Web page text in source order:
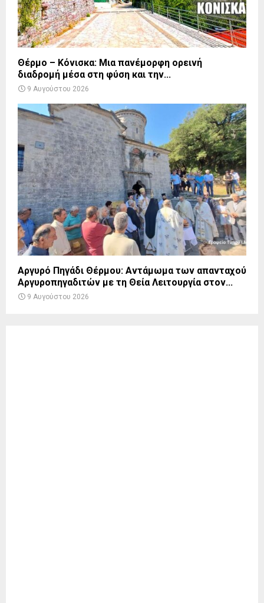
Θέρμο – Κόνισκα: Μια πανέμορφη ορεινή
διαδρομή μέσα στη φύση και την...
9 Αυγούστου 2026
Αργυρό Πηγάδι Θέρμου: Αντάμωμα των απανταχού
Αργυροπηγαδιτών με τη Θεία Λειτουργία στον...
9 Αυγούστου 2026